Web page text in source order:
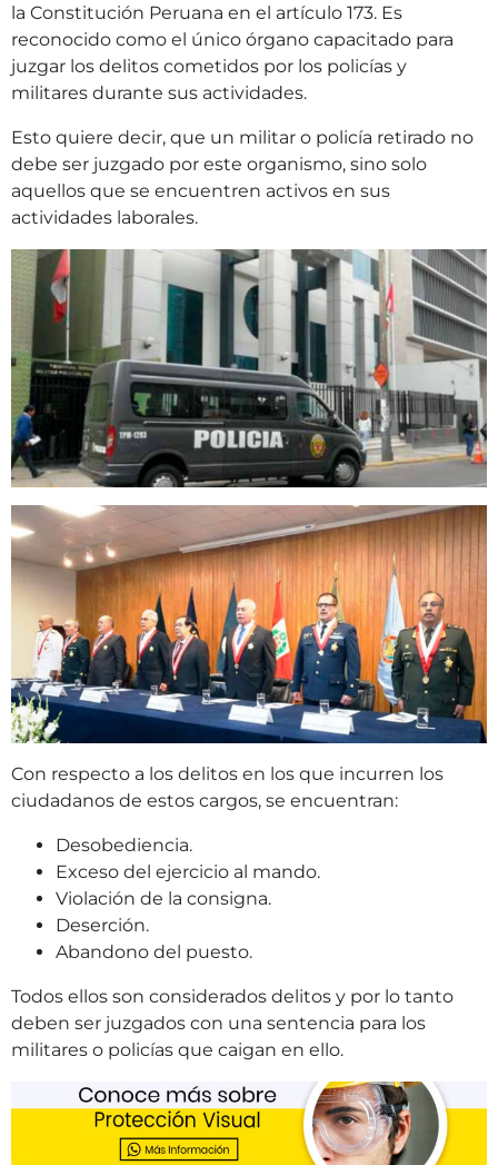
la Constitución Peruana en el artículo 173. Es
reconocido como el único órgano capacitado para
juzgar los delitos cometidos por los policías y
militares durante sus actividades.
Esto quiere decir, que un militar o policía retirado no
debe ser juzgado por este organismo, sino solo
aquellos que se encuentren activos en sus
actividades laborales.
Con respecto a los delitos en los que incurren los
ciudadanos de estos cargos, se encuentran:
Desobediencia.
Exceso del ejercicio al mando.
Violación de la consigna.
Deserción.
Abandono del puesto.
Todos ellos son considerados delitos y por lo tanto
deben ser juzgados con una sentencia para los
militares o policías que caigan en ello.